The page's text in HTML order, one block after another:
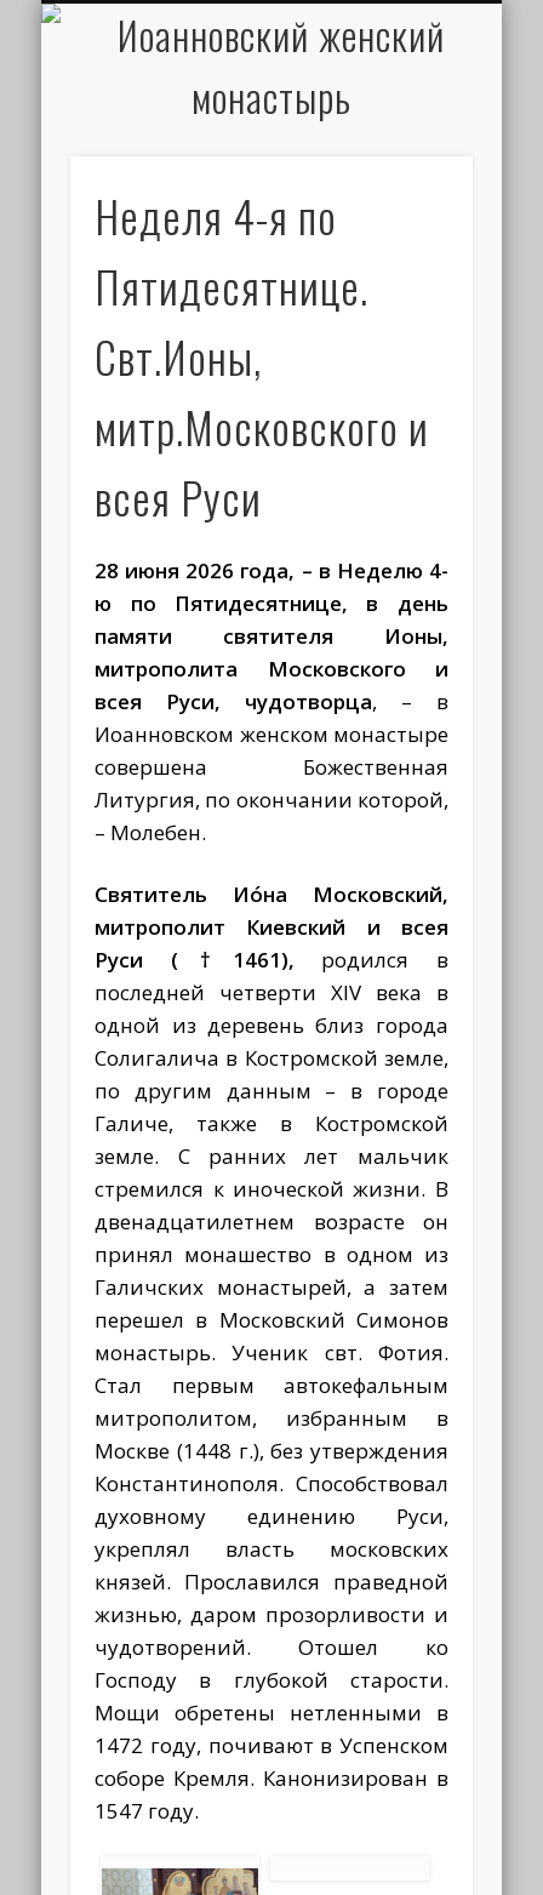
Неделя 4-я по
Пятидесятнице.
Свт.Ионы,
митр.Московского и
всея Руси
28 июня 2026 года, – в Неделю 4-
ю по Пятидесятнице, в день
памяти святителя Ионы,
митрополита Московского и
всея Руси, чудотворца, – в
Иоанновском женском монастыре
совершена Божественная
Литургия, по окончании которой,
– Молебен.
Святитель Ио́на Московский,
митрополит Киевский и всея
Руси (†1461), родился в
последней четверти XIV века в
одной из деревень близ города
Солигалича в Костромской земле,
по другим данным – в городе
Галиче, также в Костромской
земле. С ранних лет мальчик
стремился к иноческой жизни. В
двенадцатилетнем возрасте он
принял монашество в одном из
Галичских монастырей, а затем
перешел в Московский Симонов
монастырь. Ученик свт. Фотия.
Стал первым автокефальным
митрополитом, избранным в
Москве (1448 г.), без утверждения
Константинополя. Способствовал
духовному единению Руси,
укреплял власть московских
князей. Прославился праведной
жизнью, даром прозорливости и
чудотворений. Отошел ко
Господу в глубокой старости.
Мощи обретены нетленными в
1472 году, почивают в Успенском
соборе Кремля. Канонизирован в
1547 году.